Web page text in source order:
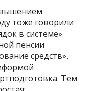
тоже говорили
в системе».
пенсии
средств».
Тем